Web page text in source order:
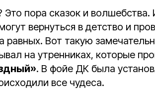
Это пора сказок и
вернуться в детство и
равных. Вот такую
на утренниках, которые
. В фойе ДК была
все чудеса.